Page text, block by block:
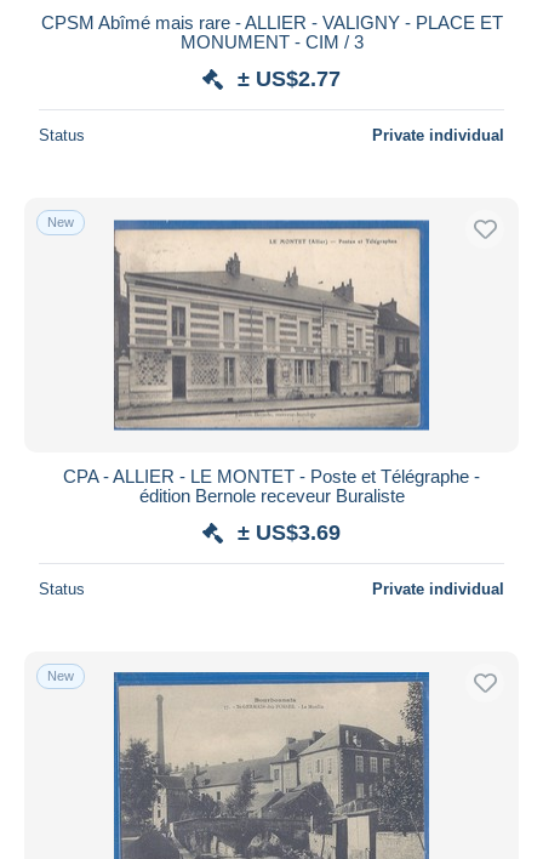
CPSM Abîmé mais rare - ALLIER - VALIGNY - PLACE ET
MONUMENT - CIM / 3
± US$2.77
Status Private individual
New
CPA - ALLIER - LE MONTET - Poste et Télégraphe -
édition Bernole receveur Buraliste
± US$3.69
Status Private individual
New